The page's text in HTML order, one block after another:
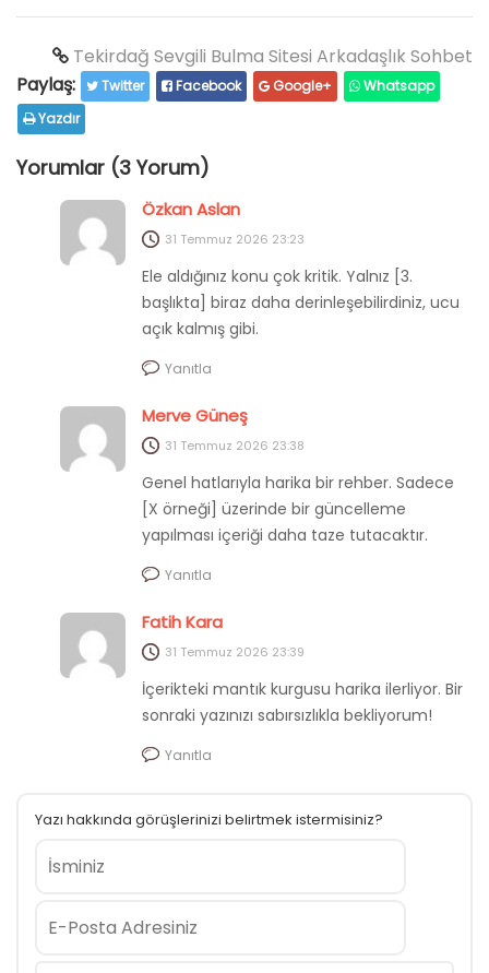
Tekirdağ Sevgili Bulma Sitesi Arkadaşlık Sohbet
Paylaş:
Twitter Facebook Google+
Whatsapp
Yazdır
Yorumlar (3 Yorum)
Özkan Aslan
31 Temmuz 2026 23:23
Ele aldığınız konu çok kritik. Yalnız [3.
başlıkta] biraz daha derinleşebilirdiniz, ucu
açık kalmış gibi.
Yanıtla
Merve Güneş
31 Temmuz 2026 23:38
Genel hatlarıyla harika bir rehber. Sadece
[X örneği] üzerinde bir güncelleme
yapılması içeriği daha taze tutacaktır.
Yanıtla
Fatih Kara
31 Temmuz 2026 23:39
İçerikteki mantık kurgusu harika ilerliyor. Bir
sonraki yazınızı sabırsızlıkla bekliyorum!
Yanıtla
Yazı hakkında görüşlerinizi belirtmek istermisiniz?